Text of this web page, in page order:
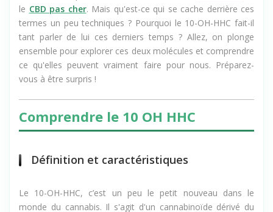
Dans le monde fascinant des cannabinoïdes, se dressent
deux acteurs qui attirent notre attention : le 10-OH-HHCet
leCBD pas cher . Mais qu'est-ce qui se cache derrière ces
termes un peu techniques ? Pourquoi le 10-OH-HHC fait-il
tant parler de lui ces derniers temps ? Allez, on plonge
ensemble pour explorer ces deux molécules et comprendre